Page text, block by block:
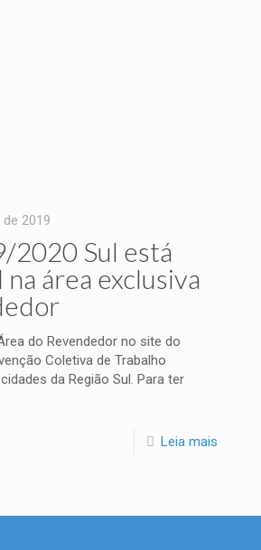
2019
2020 Sul está
área exclusiva
do Revendedor no site do
Coletiva de Trabalho
da Região Sul. Para ter
Leia mais